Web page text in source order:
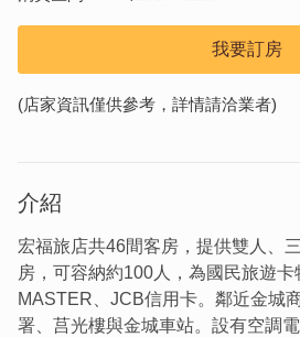
我要訂房
(店家資訊僅供參考，詳情請洽業者)
介紹
宏福旅店共46間客房，提供雙人、
房，可容納約100人，為國民旅遊卡
MASTER、JCB信用卡。鄰近金城
署、莒光樓與金城車站。設有空調